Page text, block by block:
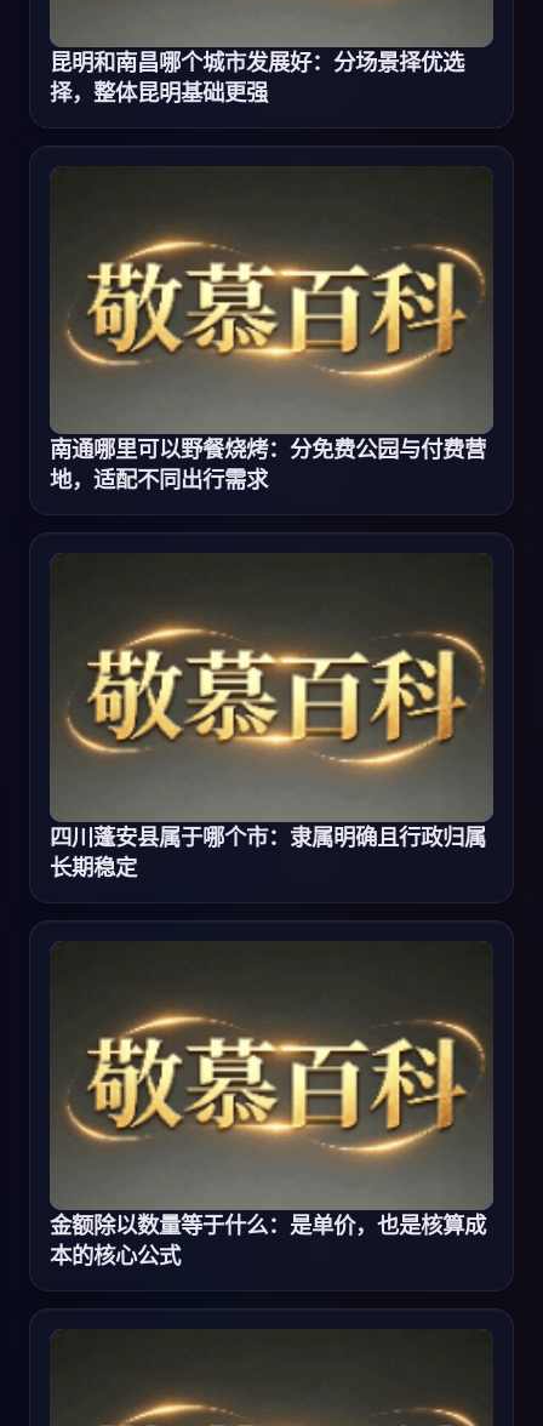
昆明和南昌哪个城市发展好：分场景择优选
择，整体昆明基础更强
南通哪里可以野餐烧烤：分免费公园与付费营
地，适配不同出行需求
四川蓬安县属于哪个市：隶属明确且行政归属
长期稳定
金额除以数量等于什么：是单价，也是核算成
本的核心公式